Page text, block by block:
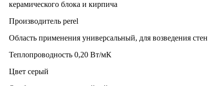
керамического блока и кирпича
Производитель perel
Область применения универсальный, для возведения стен
Теплопроводность 0,20 Вт/мК
Цвет серый